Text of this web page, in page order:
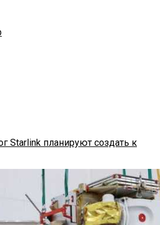
Starlink планируют создать к